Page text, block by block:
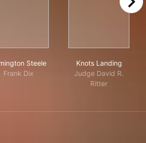
Steele
Frank Dix
Knots Landing
Judge David R.
Ritter
right